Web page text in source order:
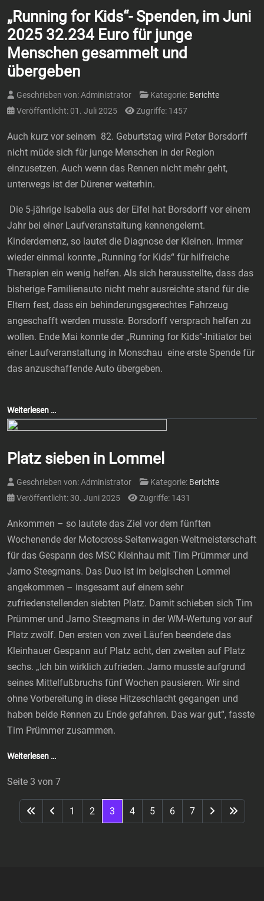
„Running for Kids“- Spenden, im Juni
2025 32.234 Euro für junge
Menschen gesammelt und
übergeben
Geschrieben von:Administrator Kategorie: Berichte
Veröffentlicht: 01. Juli 2025
Zugriffe: 1457
Auch kurz vor seinem 82. Geburtstag wird Peter Borsdorff
nicht müde sich für junge Menschen in der Region
einzusetzen. Auch wenn das Rennen nicht mehr geht,
unterwegs ist der Dürener weiterhin.
Die 5-jährige Isabella aus der Eifel hat Borsdorff vor einem
Jahr bei einer Laufveranstaltung kennengelernt.
Kinderdemenz, so lautet die Diagnose der Kleinen. Immer
wieder einmal konnte „Running for Kids“ für hilfreiche
Therapien ein wenig helfen. Als sich herausstellte, dass das
bisherige Familienauto nicht mehr ausreichte stand für die
Eltern fest, dass ein behinderungsgerechtes Fahrzeug
angeschafft werden musste. Borsdorff versprach helfen zu
wollen. Ende Mai konnte der „Running for Kids“-Initiator bei
einer Laufveranstaltung in Monschau eine erste Spende für
das anzuschaffende Auto übergeben.
Weiterlesen …
Platz sieben in Lommel
Geschrieben von:Administrator Kategorie: Berichte
Veröffentlicht: 30. Juni 2025
Zugriffe: 1431
Ankommen – so lautete das Ziel vor dem fünften
Wochenende der Motocross-Seitenwagen-Weltmeisterschaft
für das Gespann des MSC Kleinhau mit Tim Prümmer und
Jarno Steegmans. Das Duo ist im belgischen Lommel
angekommen – insgesamt auf einem sehr
zufriedenstellenden siebten Platz. Damit schieben sich Tim
Prümmer und Jarno Steegmans in der WM-Wertung vor auf
Platz zwölf. Den ersten von zwei Läufen beendete das
Kleinhauer Gespann auf Platz acht, den zweiten auf Platz
sechs. „Ich bin wirklich zufrieden. Jarno musste aufgrund
seines Mittelfußbruchs fünf Wochen pausieren. Wir sind
ohne Vorbereitung in diese Hitzeschlacht gegangen und
haben beide Rennen zu Ende gefahren. Das war gut“, fasste
Tim Prümmer zusammen.
Weiterlesen …
Seite 3 von 7
1 2 3 4 5 6 7